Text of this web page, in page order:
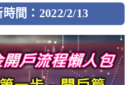
間：2022/2/13